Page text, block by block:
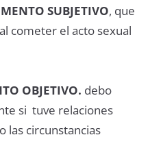
SUBJETIVO, que
cometer el acto sexual
OBJETIVO. debo
si tuve relaciones
las circunstancias